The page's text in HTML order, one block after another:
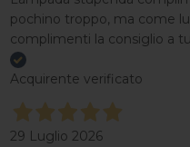
pochino troppo, ma come
complimenti la consiglio a
Acquirente verificato
29 Luglio 2026